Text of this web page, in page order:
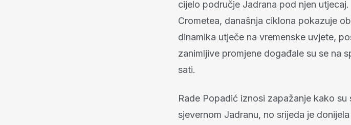
cijelo područje Jadrana pod njen
Crometea, današnja ciklona pokazuje
dinamika utječe na vremenske uvjete,
zanimljive promjene događale su se na
sati.
Rade Popadić iznosi zapažanje kako
sjevernom Jadranu, no srijeda je